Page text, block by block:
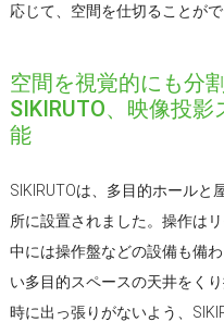
応じて、空間を仕切ることがで
空間を視覚的にも分
SIKIRUTO、映像投
能
SIKIRUTOは、多目的ホール
所に設置されました。操作は
中には操作盤などの設備も備
い多目的スペースの天井をく
時に出っ張りがないよう、